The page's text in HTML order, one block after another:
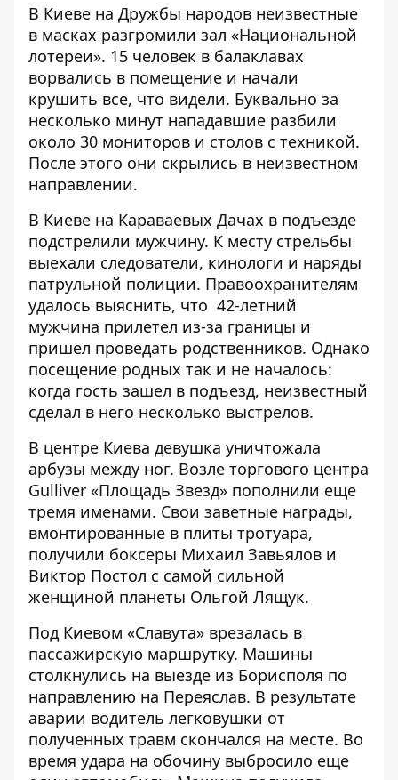
В Киеве на Дружбы народов неизвестные
в масках разгромили зал «Национальной
лотереи». 15 человек в балаклавах
ворвались в помещение и начали
крушить все, что видели. Буквально за
несколько минут нападавшие разбили
около 30 мониторов и столов с техникой.
После этого они скрылись в неизвестном
направлении.
В Киеве на Караваевых Дачах в подъезде
подстрелили мужчину. К месту стрельбы
выехали следователи, кинологи и наряды
патрульной полиции. Правоохранителям
удалось выяснить, что 42-летний
мужчина прилетел из-за границы и
пришел проведать родственников. Однако
посещение родных так и не началось:
когда гость зашел в подъезд, неизвестный
сделал в него несколько выстрелов.
В центре Киева девушка уничтожала
арбузы между ног. Возле торгового центра
Gulliver «Площадь Звезд» пополнили еще
тремя именами. Свои заветные награды,
вмонтированные в плиты тротуара,
получили боксеры Михаил Завьялов и
Виктор Постол с самой сильной
женщиной планеты Ольгой Лящук.
Под Киевом «Славута» врезалась в
пассажирскую маршрутку. Машины
столкнулись на выезде из Борисполя по
направлению на Переяслав. В результате
аварии водитель легковушки от
полученных травм скончался на месте. Во
время удара на обочину выбросило еще